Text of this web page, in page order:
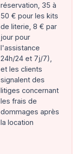
réservation, 35 à
50 € pour les kits
de literie, 8 € par
jour pour
l'assistance
24h/24 et 7j/7),
et les clients
signalent des
litiges concernant
les frais de
dommages après
la location